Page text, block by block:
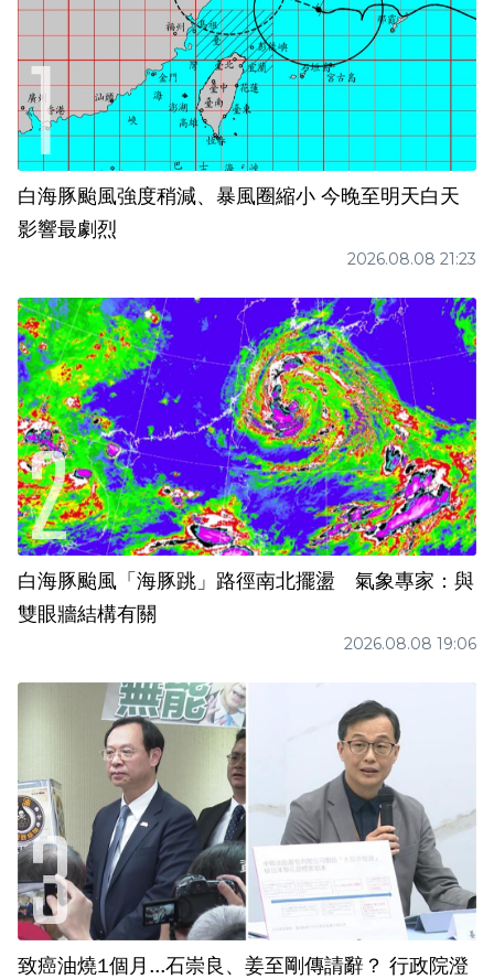
白海豚颱風強度稍減、暴風圈縮小 今晚至明天白天
影響最劇烈
2026.08.08 21:23
白海豚颱風「海豚跳」路徑南北擺盪 氣象專家：與
雙眼牆結構有關
2026.08.08 19:06
致癌油燒1個月...石崇良、姜至剛傳請辭？ 行政院澄